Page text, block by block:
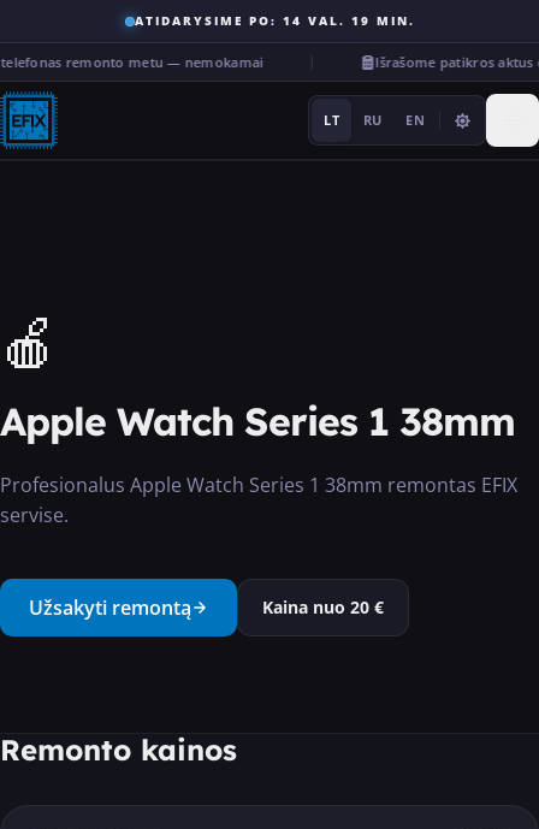
ATIDARYSIME PO: 14 VAL. 19 MIN.
remonto metu — nemokamai Išrašome patikros aktus
LT RU EN
Remontas
Paslaugos
Kita
···
🍎
Apple Watch Series 1 38mm
Profesionalus Apple Watch Series 1 38mm remontas EFIX
servise.
Užsakyti remontą Kaina nuo 20 €
Remonto kainos